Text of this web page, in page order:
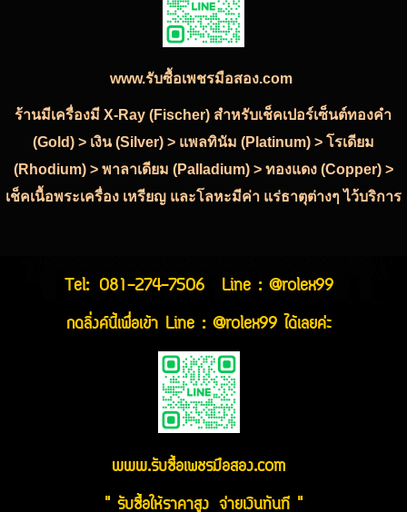
www.รับซื้อเพชรมือสอง.com
ร้านมีเครื่องมี X-Ray (Fischer) สำหรับเช็คเปอร์เซ็นต์ทองคำ
(Gold) > เงิน (Silver) > แพลทินัม (Platinum) > โรเดียม
(Rhodium) > พาลาเดียม (Palladium) > ทองแดง (Copper) >
เช็คเนื้อพระเครื่อง เหรียญ และโลหะมีค่า แร่ธาตุต่างๆ ไว้บริการ
Tel: 081-274-7506
Line : @rolex99
กดลิ่งค์นี้เพื่อเข้า Line : @rolex99 ได้เลยค่ะ
www.รับซื้อเพชรมือสอง.com
" รับซื้อให้ราคาสูง จ่ายเงินทันที "